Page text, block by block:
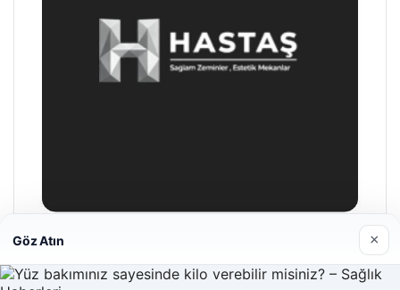
Hastaş Beton
26/05/2026
Göz Atın ×